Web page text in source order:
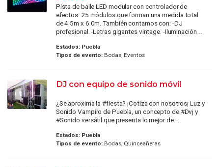
Pista de baile LED modular con controlador de
efectos. 25 módulos que forman una medida total
de 4.5m x 6.0m. También contamos con: -DJ
profesional. -Letras gigantes vintage. -Iluminación ...
Estados: Puebla
Tipos de evento:Bodas, Eventos
DJ con equipo de sonido móvil
¿Se aproxima la ‪#‎fiesta‬? ¡Cotiza con nosotros¡ Luz y
Sonido Vampiro de Puebla, un concepto de ‪#‎Dvj‬ y
‪#‎Sonido‬ versátil que presenta lo mejor de ...
Estados: Puebla
Tipos de evento:Bodas, Quinceañeras